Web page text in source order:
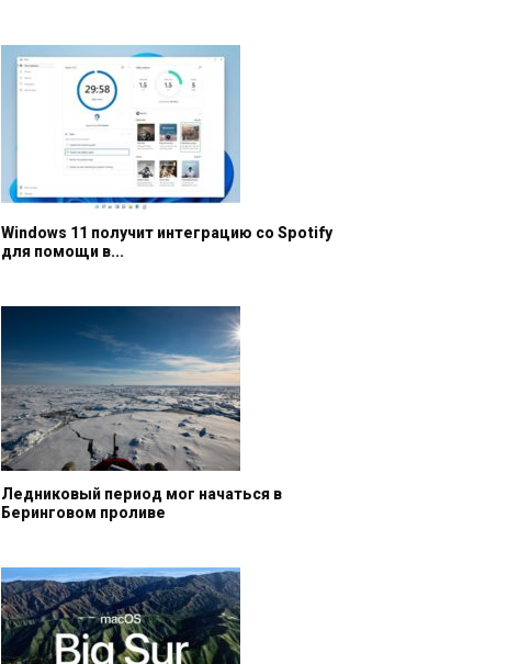
Windows 11 получит интеграцию со Spotify
для помощи в...
Ледниковый период мог начаться в
Беринговом проливе